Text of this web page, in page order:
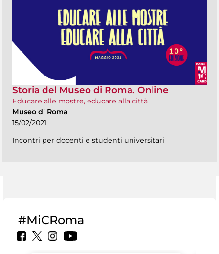
Storia del Museo di Roma. Online
Educare alle mostre, educare alla città
Museo di Roma
15/02/2021
Incontri per docenti e studenti universitari
#MiCRoma